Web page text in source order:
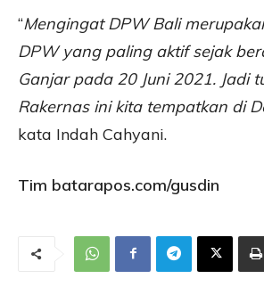
“Mengingat DPW Bali
DPW yang paling aktif sejak
Ganjar pada 20 Juni 2021. Jadi
Rakernas ini kita tempatkan di
kata Indah Cahyani.
Tim batarapos.com/gusdin